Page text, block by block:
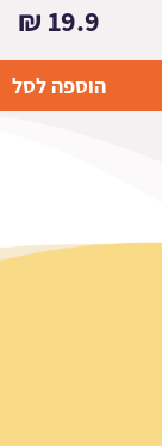
19.9
₪
הוספה לסל